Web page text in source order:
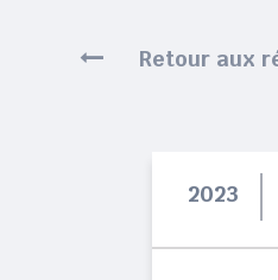
Retour aux
2023